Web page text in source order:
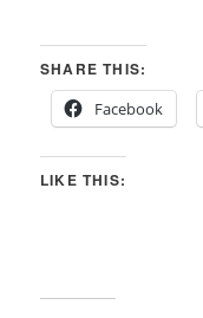
SHARE THIS:
Facebook
LIKE THIS: